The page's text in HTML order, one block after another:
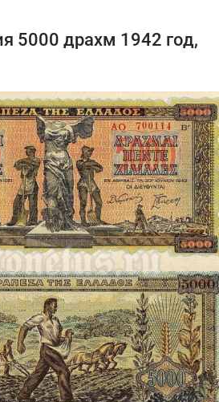
5000 драхм 1942 год,